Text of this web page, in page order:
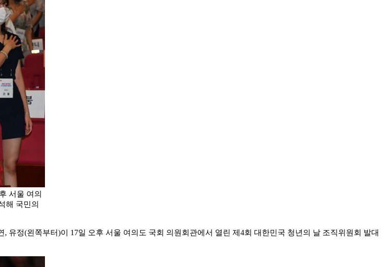
서울 여의
해 국민의
유정(왼쪽부터)이 17일 오후 서울 여의도 국회 의원회관에서 열린 제4회 대한민국 청년의 날 조직위원회 발대